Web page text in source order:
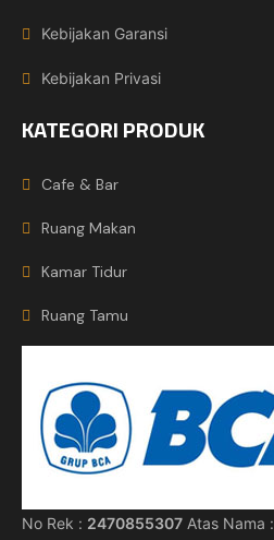
Kebijakan Garansi
Kebijakan Privasi
KATEGORI PRODUK
Cafe & Bar
Ruang Makan
Kamar Tidur
Ruang Tamu
No Rek : 2470855307 Atas Nama :